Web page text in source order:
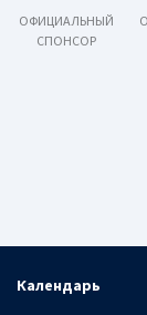
ОФИЦИАЛЬНЫЙ
СПОНСОР
Календарь